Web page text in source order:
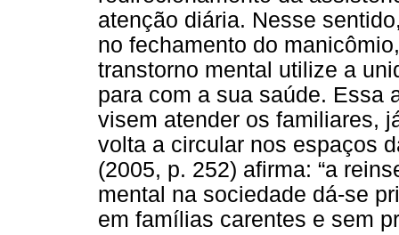
atenção diária. Nesse
no fechamento do
transtorno mental utilize a
para com a sua saúde. Essa
visem atender os familiares,
volta a circular nos espaços
(2005, p. 252) afirma: “a
mental na sociedade dá-se
em famílias carentes e sem